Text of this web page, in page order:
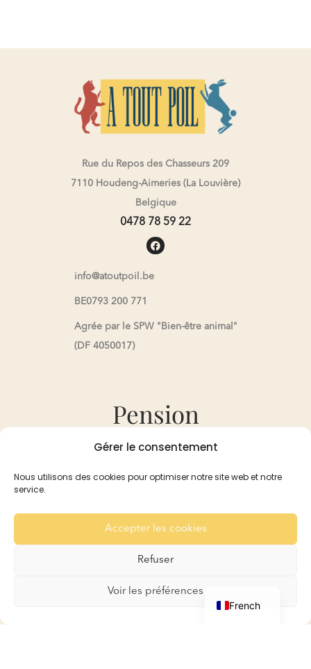
Gérer le consentement
Nous utilisons des cookies pour optimiser notre site web et notre
service.
Accepter les cookies
Refuser
Voir les préférences
Rue du Repos des Chasseurs 209
7110 Houdeng-Aimeries (La Louvière)
Belgique
0478 78 59 22
info@atoutpoil.be
BE0793 200 771
Agrée par le SPW "Bien-être animal"
(DF 4050017)
Pension
Pension
Réservation et Tarifs
Pour les Lapins
Pour les Cobayes
French